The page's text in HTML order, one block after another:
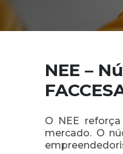
NEE –
O NEE
mercado. O